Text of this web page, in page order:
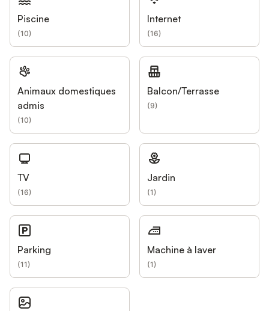
Piscine
(10)
Internet
(16)
Animaux domestiques
admis
(10)
Balcon/Terrasse
(9)
TV
(16)
Jardin
(1)
Parking
(11)
Machine à laver
(1)